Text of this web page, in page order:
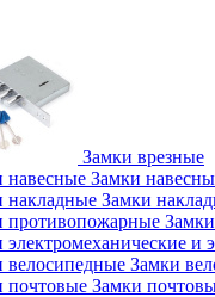
Замки врезные
Замки
Замки
Замки
Замки